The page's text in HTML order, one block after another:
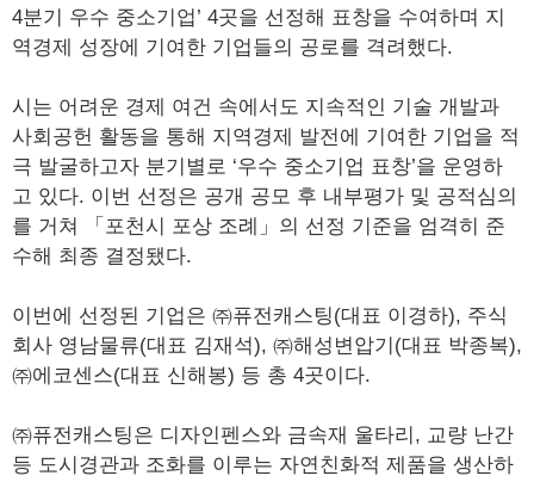
4분기 우수 중소기업’ 4곳을 선정해 표창을 수여하며 지
역경제 성장에 기여한 기업들의 공로를 격려했다.
시는 어려운 경제 여건 속에서도 지속적인 기술 개발과
사회공헌 활동을 통해 지역경제 발전에 기여한 기업을 적
극 발굴하고자 분기별로 ‘우수 중소기업 표창’을 운영하
고 있다. 이번 선정은 공개 공모 후 내부평가 및 공적심의
를 거쳐 「포천시 포상 조례」의 선정 기준을 엄격히 준
수해 최종 결정됐다.
이번에 선정된 기업은 ㈜퓨전캐스팅(대표 이경하), 주식
회사 영남물류(대표 김재석), ㈜해성변압기(대표 박종복),
㈜에코센스(대표 신해봉) 등 총 4곳이다.
㈜퓨전캐스팅은 디자인펜스와 금속재 울타리, 교량 난간
등 도시경관과 조화를 이루는 자연친화적 제품을 생산하